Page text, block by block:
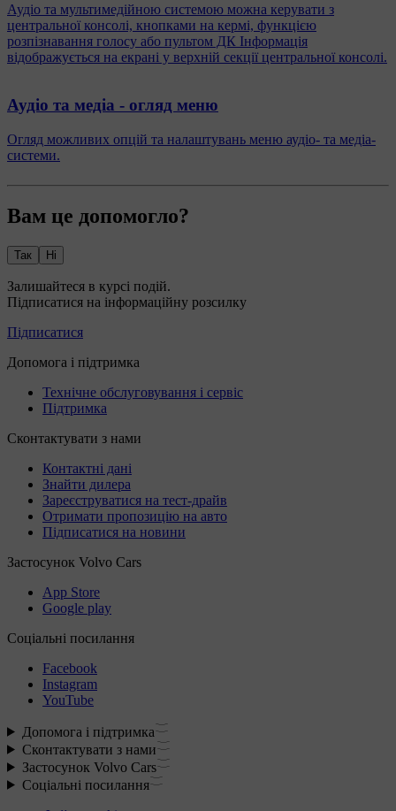
Аудіо та мультимедійною системою можна керувати з
центральної консолі, кнопками на кермі, функцією
розпізнавання голосу або пультом ДК Інформація
відображується на екрані у верхній секції центральної консолі.
Аудіо та медіа - огляд меню
Огляд можливих опцій та налаштувань меню аудіо- та медіа-
системи.
Вам це допомогло?
Так Ні